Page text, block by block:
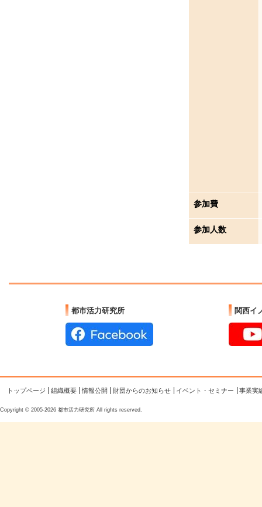
参加費
参加人数
都市活力研究所 関西イ
トップページ 組織概要 情報公開 財団からのお知らせ イベント・セミナー 事業実
Copyright © 2005-2026 都市活力研究所 All rights reserved.